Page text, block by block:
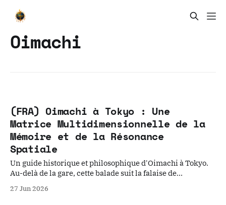
Oimachi
(FRA) Oimachi à Tokyo : Une
Matrice Multidimensionnelle de la
Mémoire et de la Résonance
Spatiale
Un guide historique et philosophique d'Oimachi à Tokyo.
Au-delà de la gare, cette balade suit la falaise de
de Kofuku-ji, les dieux errants de Zao Gongen, le seuil
27 Jun 2026